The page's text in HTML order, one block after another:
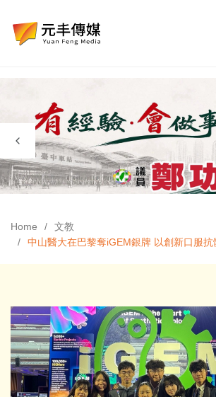
Home
文教
中山醫大在巴黎奪iGEM銀牌 以創新口服